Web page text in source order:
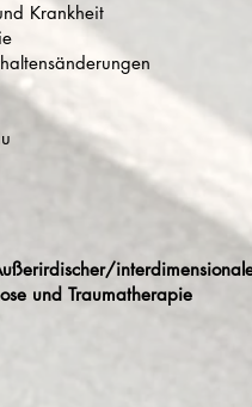
Krankheit
und Traumatherapie